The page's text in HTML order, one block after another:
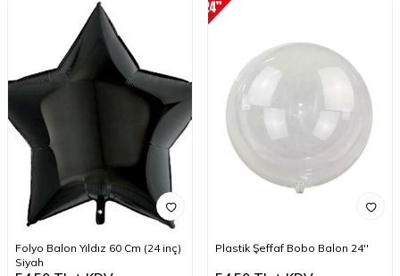
Folyo Balon Yıldız 60 Cm (24 inç)
Siyah
Plastik Şeffaf Bobo Balon 24''